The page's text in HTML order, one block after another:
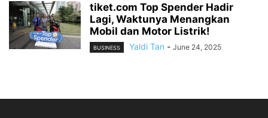
tiket.com Top Spender Hadir
Lagi, Waktunya Menangkan
Mobil dan Motor Listrik!
BUSINESS Yaldi Tan - June 24, 2025